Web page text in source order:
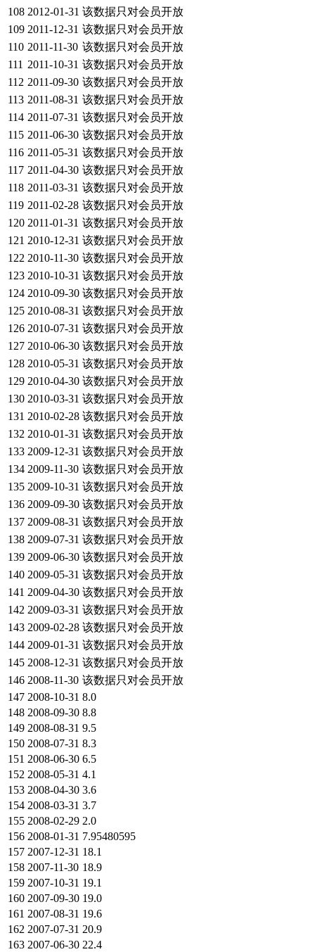
108 2012-01-31 该数据只对会员开放
109 2011-12-31 该数据只对会员开放
110 2011-11-30 该数据只对会员开放
111 2011-10-31 该数据只对会员开放
112 2011-09-30 该数据只对会员开放
113 2011-08-31 该数据只对会员开放
114 2011-07-31 该数据只对会员开放
115 2011-06-30 该数据只对会员开放
116 2011-05-31 该数据只对会员开放
117 2011-04-30 该数据只对会员开放
118 2011-03-31 该数据只对会员开放
119 2011-02-28 该数据只对会员开放
120 2011-01-31 该数据只对会员开放
121 2010-12-31 该数据只对会员开放
122 2010-11-30 该数据只对会员开放
123 2010-10-31 该数据只对会员开放
124 2010-09-30 该数据只对会员开放
125 2010-08-31 该数据只对会员开放
126 2010-07-31 该数据只对会员开放
127 2010-06-30 该数据只对会员开放
128 2010-05-31 该数据只对会员开放
129 2010-04-30 该数据只对会员开放
130 2010-03-31 该数据只对会员开放
131 2010-02-28 该数据只对会员开放
132 2010-01-31 该数据只对会员开放
133 2009-12-31 该数据只对会员开放
134 2009-11-30 该数据只对会员开放
135 2009-10-31 该数据只对会员开放
136 2009-09-30 该数据只对会员开放
137 2009-08-31 该数据只对会员开放
138 2009-07-31 该数据只对会员开放
139 2009-06-30 该数据只对会员开放
140 2009-05-31 该数据只对会员开放
141 2009-04-30 该数据只对会员开放
142 2009-03-31 该数据只对会员开放
143 2009-02-28 该数据只对会员开放
144 2009-01-31 该数据只对会员开放
145 2008-12-31 该数据只对会员开放
146 2008-11-30 该数据只对会员开放
147 2008-10-31 8.0
148 2008-09-30 8.8
149 2008-08-31 9.5
150 2008-07-31 8.3
151 2008-06-30 6.5
152 2008-05-31 4.1
153 2008-04-30 3.6
154 2008-03-31 3.7
155 2008-02-29 2.0
156 2008-01-31 7.95480595
157 2007-12-31 18.1
158 2007-11-30 18.9
159 2007-10-31 19.1
160 2007-09-30 19.0
161 2007-08-31 19.6
162 2007-07-31 20.9
163 2007-06-30 22.4